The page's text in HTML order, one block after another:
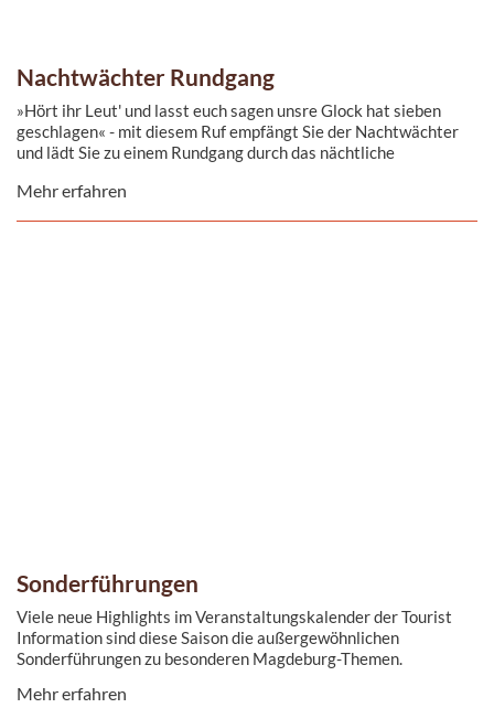
Nachtwächter Rundgang
»Hört ihr Leut' und lasst euch sagen unsre Glock hat sieben
geschlagen« - mit diesem Ruf empfängt Sie der Nachtwächter
und lädt Sie zu einem Rundgang durch das nächtliche
Mehr erfahren
Sonderführungen
Viele neue Highlights im Veranstaltungskalender der Tourist
Information sind diese Saison die außergewöhnlichen
Sonderführungen zu besonderen Magdeburg-Themen.
Mehr erfahren